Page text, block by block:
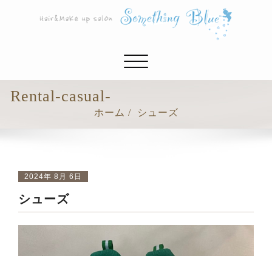
ナ
シ
ョ
Rental-casual-
ホーム シューズ
2024年 8月 6日
シューズ